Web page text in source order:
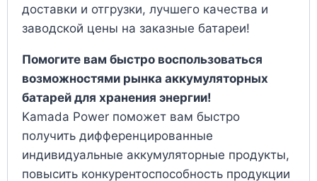
доставки и отгрузки, лучшего качества и
заводской цены на заказные батареи!
Помогите вам быстро воспользоваться
возможностями рынка аккумуляторных
батарей для хранения энергии!
Kamada Power поможет вам быстро
получить дифференцированные
индивидуальные аккумуляторные продукты,
повысить конкурентоспособность продукции